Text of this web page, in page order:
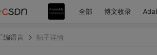
全部 博文收录 Ada
编语言 帖子详情